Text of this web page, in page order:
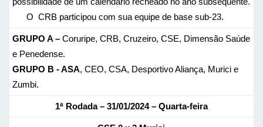
O CRB participou com sua equipe de base sub-23.
GRUPO A – Coruripe, CRB, Cruzeiro, CSE, Dimensão Saúde
e Penedense.
GRUPO B -ASA, CEO, CSA, Desportivo Aliança, Murici e
Zumbi.
1ª Rodada – 31/01/2024 – Quarta-feira